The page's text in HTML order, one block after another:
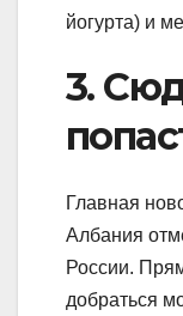
йогурта) и
3.
Главная
Албания
России.
добраться